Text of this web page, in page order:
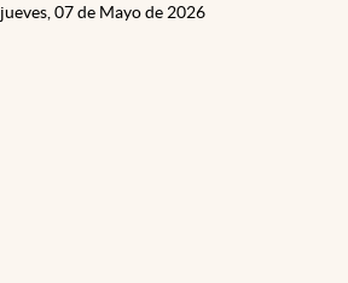
jueves, 07 de Mayo de 2026